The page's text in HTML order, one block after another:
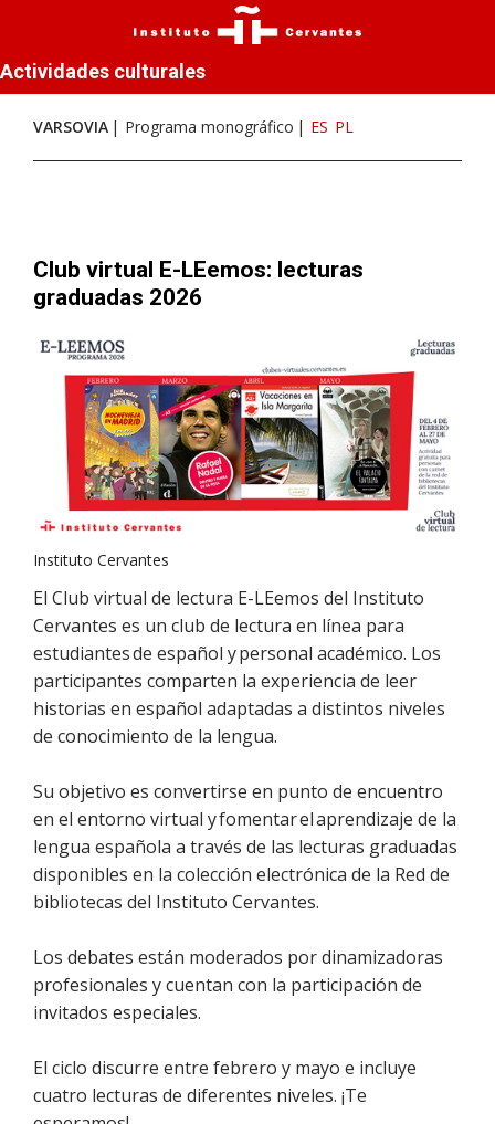
Actividades culturales
VARSOVIA Programa monográfico ES PL
Club virtual E-LEemos: lecturas
graduadas 2026
Instituto Cervantes
El Club virtual de lectura E-LEemos del Instituto
Cervantes es un club de lectura en línea para
estudiantes de español y personal académico. Los
participantes comparten la experiencia de leer
historias en español adaptadas a distintos niveles
de conocimiento de la lengua.
Su objetivo es convertirse en punto de encuentro
en el entorno virtual y fomentar el aprendizaje de la
lengua española a través de las lecturas graduadas
disponibles en la colección electrónica de la Red de
bibliotecas del Instituto Cervantes.
Los debates están moderados por dinamizadoras
profesionales y cuentan con la participación de
invitados especiales.
El ciclo discurre entre febrero y mayo e incluye
cuatro lecturas de diferentes niveles. ¡Te